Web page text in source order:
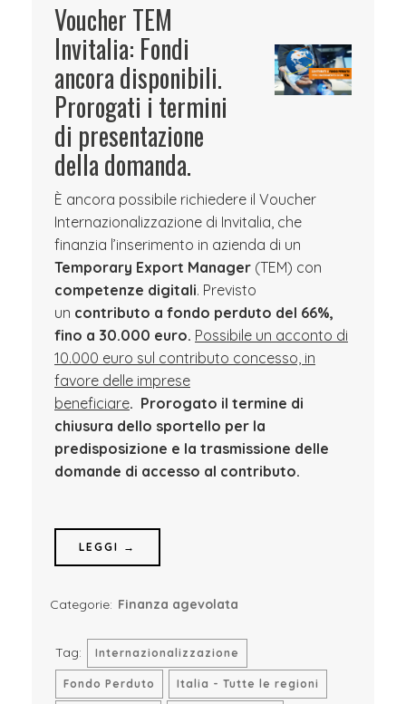
Voucher TEM
Invitalia: Fondi
ancora disponibili.
Prorogati i termini
di presentazione
della domanda.
È ancora possibile richiedere il Voucher
Internazionalizzazione di Invitalia, che
finanzia l’inserimento in azienda di un
Temporary Export Manager (TEM) con
competenze digitali. Previsto
un contributo a fondo perduto del 66%,
fino a 30.000 euro. Possibile un acconto di
10.000 euro sul contributo concesso, in
favore delle imprese
beneficiare. Prorogato il termine di
chiusura dello sportello per la
predisposizione e la trasmissione delle
domande di accesso al contributo.
LEGGI →
Categorie: Finanza agevolata
Tag: Internazionalizzazione
Fondo Perduto Italia - Tutte le regioni